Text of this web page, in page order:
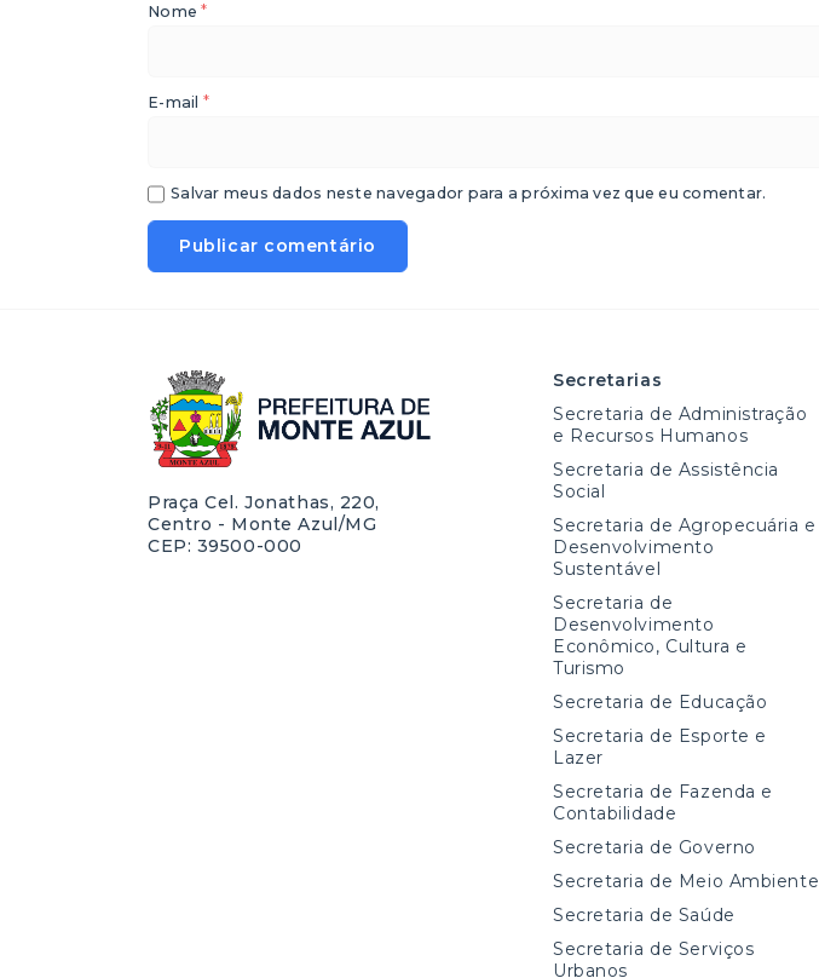
Nome*
E-mail *
Salvar meus dados neste navegador para a próxima vez que eu comentar.
Praça Cel. Jonathas, 220,
Centro - Monte Azul/MG
CEP: 39500-000
Secretarias
Secretaria de Administração
e Recursos Humanos
Secretaria de Assistência
Social
Secretaria de Agropecuária e
Desenvolvimento
Sustentável
Secretaria de
Desenvolvimento
Econômico, Cultura e
Turismo
Secretaria de Educação
Secretaria de Esporte e
Lazer
Secretaria de Fazenda e
Contabilidade
Secretaria de Governo
Secretaria de Meio Ambiente
Secretaria de Saúde
Secretaria de Serviços
Urbanos